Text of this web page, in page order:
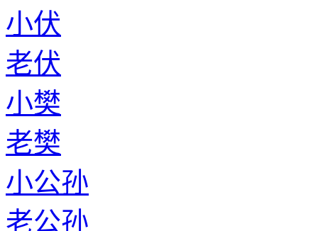
小伏
老伏
小樊
老樊
小公孙
老公孙